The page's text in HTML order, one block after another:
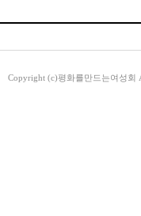
Copyright (c)평화를만드는여성회